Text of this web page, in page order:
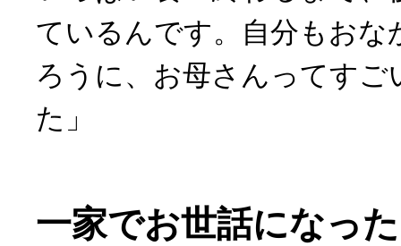
ているんです。自分もおな
ろうに、お母さんってすご
た」
一家でお世話になっ